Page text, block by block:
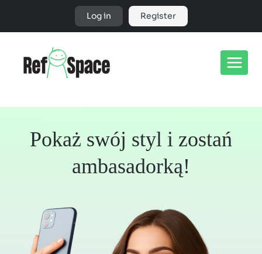
content
Log in Register
Pokaż swój styl i zostań
ambasadorką!